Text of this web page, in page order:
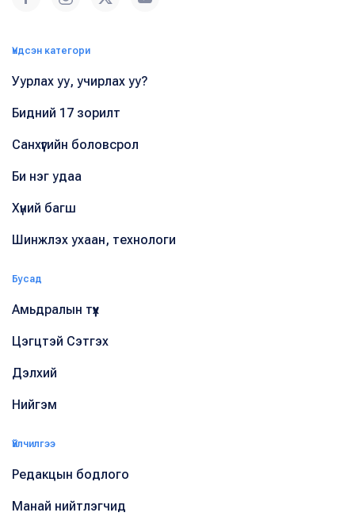
Үндсэн категори
Уурлах уу, учирлах уу?
Бидний 17 зорилт
Санхүүгийн боловсрол
Би нэг удаа
Хүний багш
Шинжлэх ухаан, технологи
Бусад
Амьдралын түүх
Цэгцтэй Сэтгэх
Дэлхий
Нийгэм
Үйлчилгээ
Редакцын бодлого
Манай нийтлэгчид